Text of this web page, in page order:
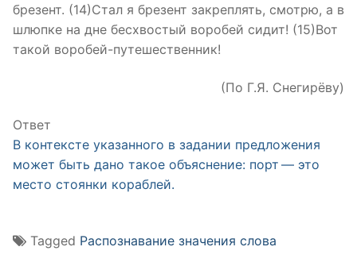
брезент. (14)Стал я брезент закреплять, смотрю, а в
шлюпке на дне бесхвостый воробей сидит! (15)Вот
такой воробей-путешественник!
(По Г.Я. Снегирёву)
Ответ
В контексте указанного в задании предложения
может быть дано такое объяснение: порт — это
место стоянки кораблей.
Tagged Распознавание значения слова